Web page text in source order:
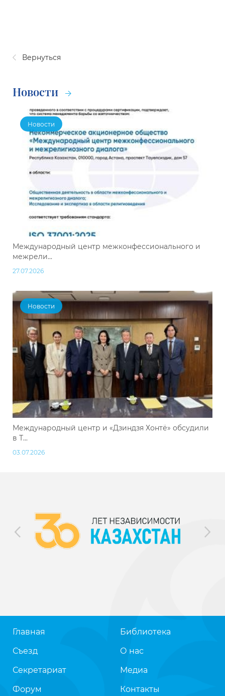
Вернуться
Новости
Новости
Международный центр межконфессионального и
межрели...
27.07.2026
Новости
Международный центр и «Дзиндзя Хонтё» обсудили
в Т...
03.07.2026
Главная
Съезд
Секретариат
Форум
Библиотека
О нас
Медиа
Контакты